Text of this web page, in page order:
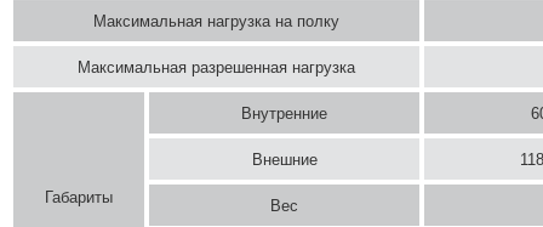
Максимальная нагрузка на полку
Максимальная разрешенная нагрузка
Габариты
Внутренние
Внешние
Вес